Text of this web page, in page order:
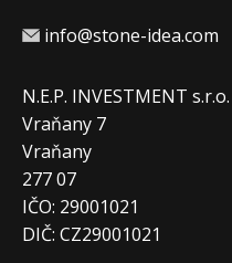
info@stone-idea.com
N.E.P. INVESTMENT s.r.o.
Vraňany 7
Vraňany
277 07
IČO: 29001021
DIČ: CZ29001021